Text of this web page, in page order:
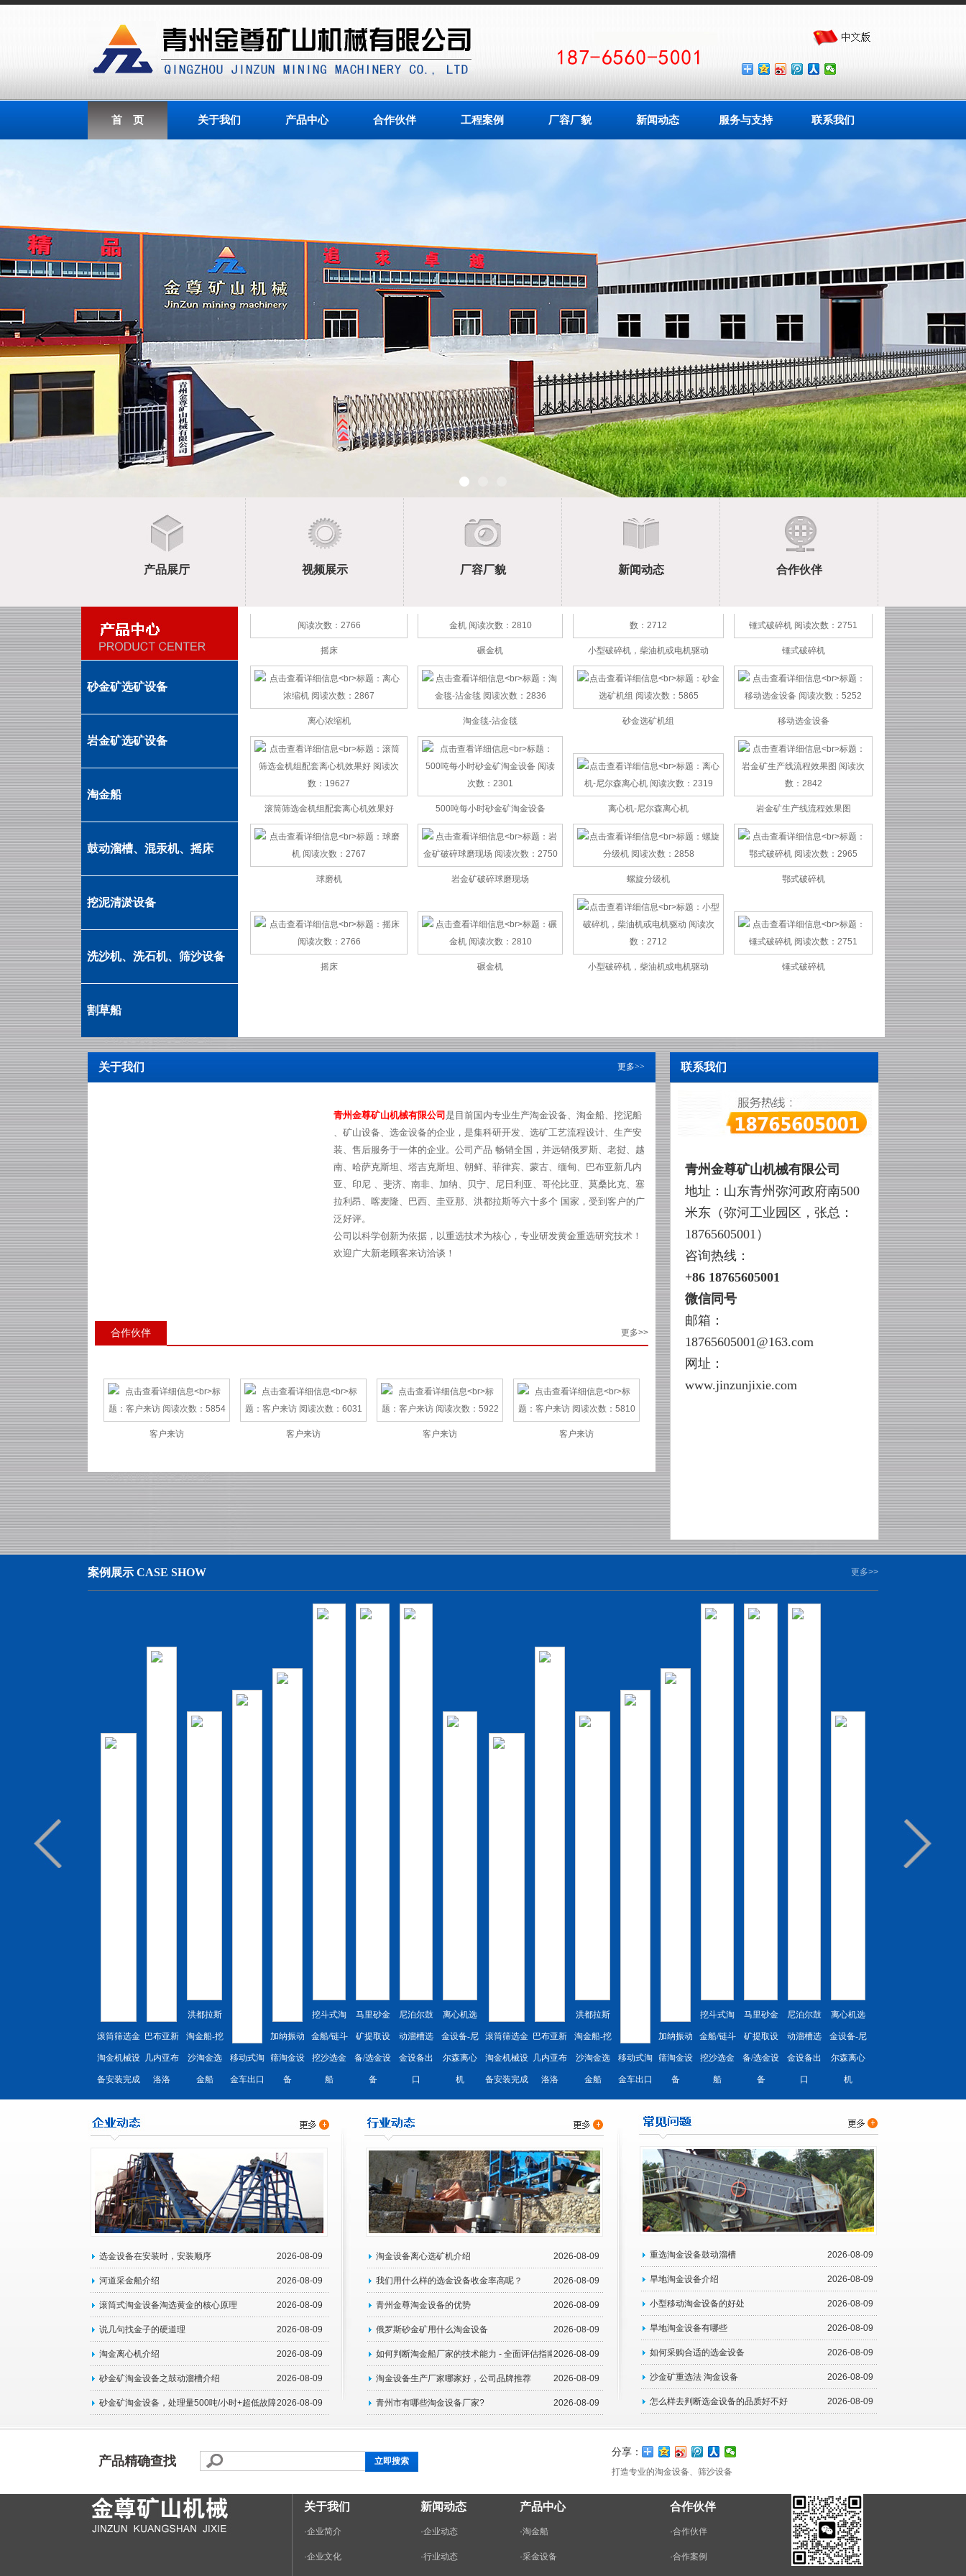
首 页 关于我们 产品中心 合作伙伴 工程案例 厂容厂貌 新闻动态 服务与支持 联系我们
产品展厅 视频展示 厂容厂貌 新闻动态 合作伙伴
砂金矿选矿设备
岩金矿选矿设备
淘金船
鼓动溜槽、混汞机、摇床
挖泥清淤设备
洗沙机、洗石机、筛沙设备
割草船
500吨每小时砂金矿淘金设备 离心机-尼尔森离心机 岩金矿生产线流程效果图
球磨机 岩金矿破碎球磨现场 鄂式破碎机
摇床 碾金机 小型破碎机，柴油机或电机驱动 锤式破碎机
离心浓缩机 淘金毯-沾金毯 砂金选矿机组 移动选金设备
滚筒筛选金机组配套离心机效果好 500吨每小时砂金矿淘金设备 离心机-尼尔森离心机 岩金矿生产线流程效果图
球磨机 岩金矿破碎球磨现场 螺旋分级机 鄂式破碎机
摇床 碾金机 小型破碎机，柴油机或电机驱动 锤式破碎机
关于我们 更多>>
青州金尊矿山机械有限公司 是目前国内专业生产淘金设备、淘金船、挖泥船
、矿山设备、选金设备的企业，是集科研开发、选矿工艺流程设计、生产安
装、售后服务于一体的企业。公司产品 畅销全国，并远销俄罗斯、老挝、越
南、哈萨克斯坦、塔吉克斯坦、朝鲜、菲律宾、蒙古、缅甸、巴布亚新几内
亚、印尼 、斐济、南非、加纳、贝宁、尼日利亚、哥伦比亚、莫桑比克、塞
拉利昂、喀麦隆、巴西、圭亚那、洪都拉斯等六十多个 国家，受到客户的广
泛好评。
公司以科学创新为依据，以重选技术为核心，专业研发黄金重选研究技术！
欢迎广大新老顾客来访洽谈！
合作伙伴 更多>>
客户来访 客户来访 客户来访 客户来访
联系我们
青州金尊矿山机械有限公司
地址： 山东青州弥河政府南500
米东（弥河工业园区 ，张总：
18765605001 ）
咨询热线：
+86 18765605001
微信同号
邮箱：
18765605001@163.com
网址：
www.jinzunjixie.com
案例展示 CASE SHOW 更多>>
滚筒筛选金
淘金机械设
备安装完成
巴布亚新
几内亚布
洛洛
洪都拉斯
淘金船-挖
沙淘金选
金船
移动式淘
金车出口
加纳振动
筛淘金设
备
挖斗式淘
金船/链斗
挖沙选金
船
马里砂金
矿提取设
备/选金设
备
尼泊尔鼓
动溜槽选
金设备出
口
离心机选
金设备-尼
尔森离心
机
滚筒筛选金
淘金机械设
备安装完成
巴布亚新
几内亚布
洛洛
洪都拉斯
淘金船-挖
沙淘金选
金船
移动式淘
金车出口
加纳振动
筛淘金设
备
挖斗式淘
金船/链斗
挖沙选金
船
马里砂金
矿提取设
备/选金设
备
尼泊尔鼓
动溜槽选
金设备出
口
离心机选
金设备-尼
尔森离心
机
选金设备在安装时，安装顺序 2026-08-09
河道采金船介绍 2026-08-09
滚筒式淘金设备淘选黄金的核心原理 2026-08-09
说几句找金子的硬道理 2026-08-09
淘金离心机介绍 2026-08-09
砂金矿淘金设备之鼓动溜槽介绍 2026-08-09
砂金矿淘金设备，处理量500吨/小时+超低故障率+95%回收率
2026-08-09
淘金设备离心选矿机介绍 2026-08-09
我们用什么样的选金设备收金率高呢？ 2026-08-09
青州金尊淘金设备的优势 2026-08-09
俄罗斯砂金矿用什么淘金设备 2026-08-09
如何判断淘金船厂家的技术能力 - 全面评估指南2026-08-09
淘金设备生产厂家哪家好，公司品牌推荐 2026-08-09
青州市有哪些淘金设备厂家? 2026-08-09
重选淘金设备鼓动溜槽 2026-08-09
旱地淘金设备介绍 2026-08-09
小型移动淘金设备的好处 2026-08-09
旱地淘金设备有哪些 2026-08-09
如何采购合适的选金设备 2026-08-09
沙金矿重选法 淘金设备 2026-08-09
怎么样去判断选金设备的品质好不好 2026-08-09
产品精确查找
分享：
打造专业的淘金设备、筛沙设备
关于我们
·企业简介
·企业文化
新闻动态
·企业动态
·行业动态
产品中心
·淘金船
·采金设备
合作伙伴
·合作伙伴
·合作案例